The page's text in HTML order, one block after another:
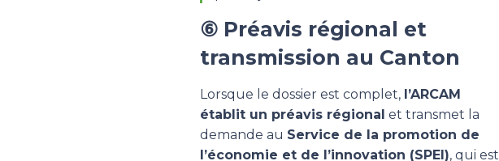
⑥ Préavis régional et
transmission au Canton
Lorsque le dossier est complet, l’ARCAM
établit un préavis régional et transmet la
demande au Service de la promotion de
l’économie et de l’innovation (SPEI), qui est